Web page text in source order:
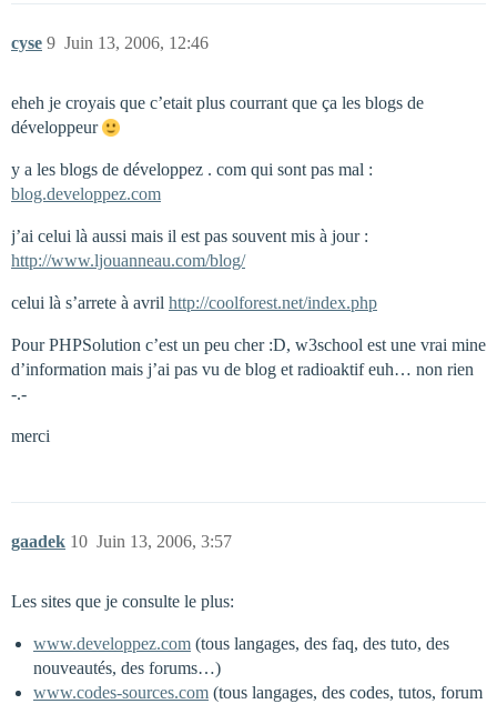
cyse Juin 13, 2006, 12:46
9
eheh je croyais que c’etait plus courrant que ça les blogs de
développeur
y a les blogs de développez . com qui sont pas mal :
blog.developpez.com
j’ai celui là aussi mais il est pas souvent mis à jour :
http://www.ljouanneau.com/blog/
celui là s’arrete à avril http://coolforest.net/index.php
Pour PHPSolution c’est un peu cher :D, w3school est une vrai mine
d’information mais j’ai pas vu de blog et radioaktif euh… non rien
-.-
merci
gaadek Juin 13, 2006, 3:57
10
Les sites que je consulte le plus:
www.developpez.com (tous langages, des faq, des tuto, des
nouveautés, des forums…)
www.codes-sources.com (tous langages, des codes, tutos, forum